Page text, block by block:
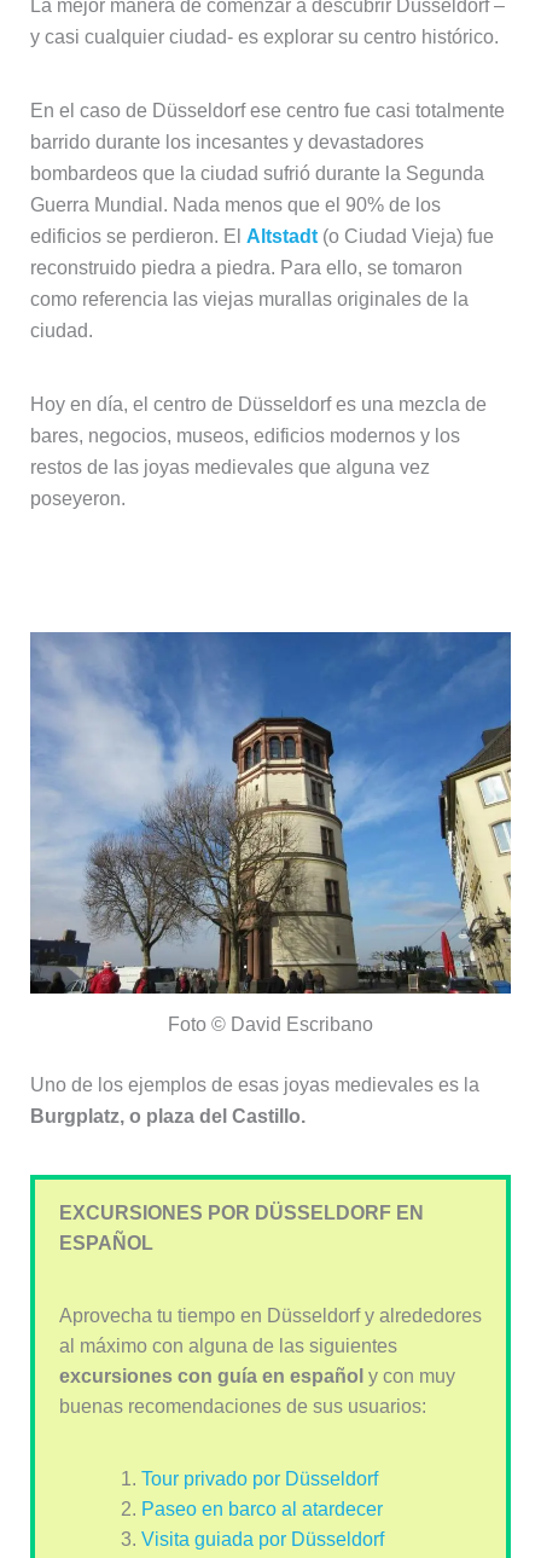
La mejor manera de comenzar a descubrir Düsseldorf –
y casi cualquier ciudad- es explorar su centro histórico.
En el caso de Düsseldorf ese centro fue casi totalmente
barrido durante los incesantes y devastadores
bombardeos que la ciudad sufrió durante la Segunda
Guerra Mundial. Nada menos que el 90% de los
edificios se perdieron. El Altstadt(o Ciudad Vieja) fue
reconstruido piedra a piedra. Para ello, se tomaron
como referencia las viejas murallas originales de la
ciudad.
Hoy en día, el centro de Düsseldorf es una mezcla de
bares, negocios, museos, edificios modernos y los
restos de las joyas medievales que alguna vez
poseyeron.
Foto © David Escribano
Uno de los ejemplos de esas joyas medievales es la
Burgplatz, o plaza del Castillo.
EXCURSIONES POR DÜSSELDORF EN
ESPAÑOL
Aprovecha tu tiempo en Düsseldorf y alrededores
al máximo con alguna de las siguientes
excursiones con guía en español y con muy
buenas recomendaciones de sus usuarios:
Tour privado por Düsseldorf
Paseo en barco al atardecer
Visita guiada por Düsseldorf